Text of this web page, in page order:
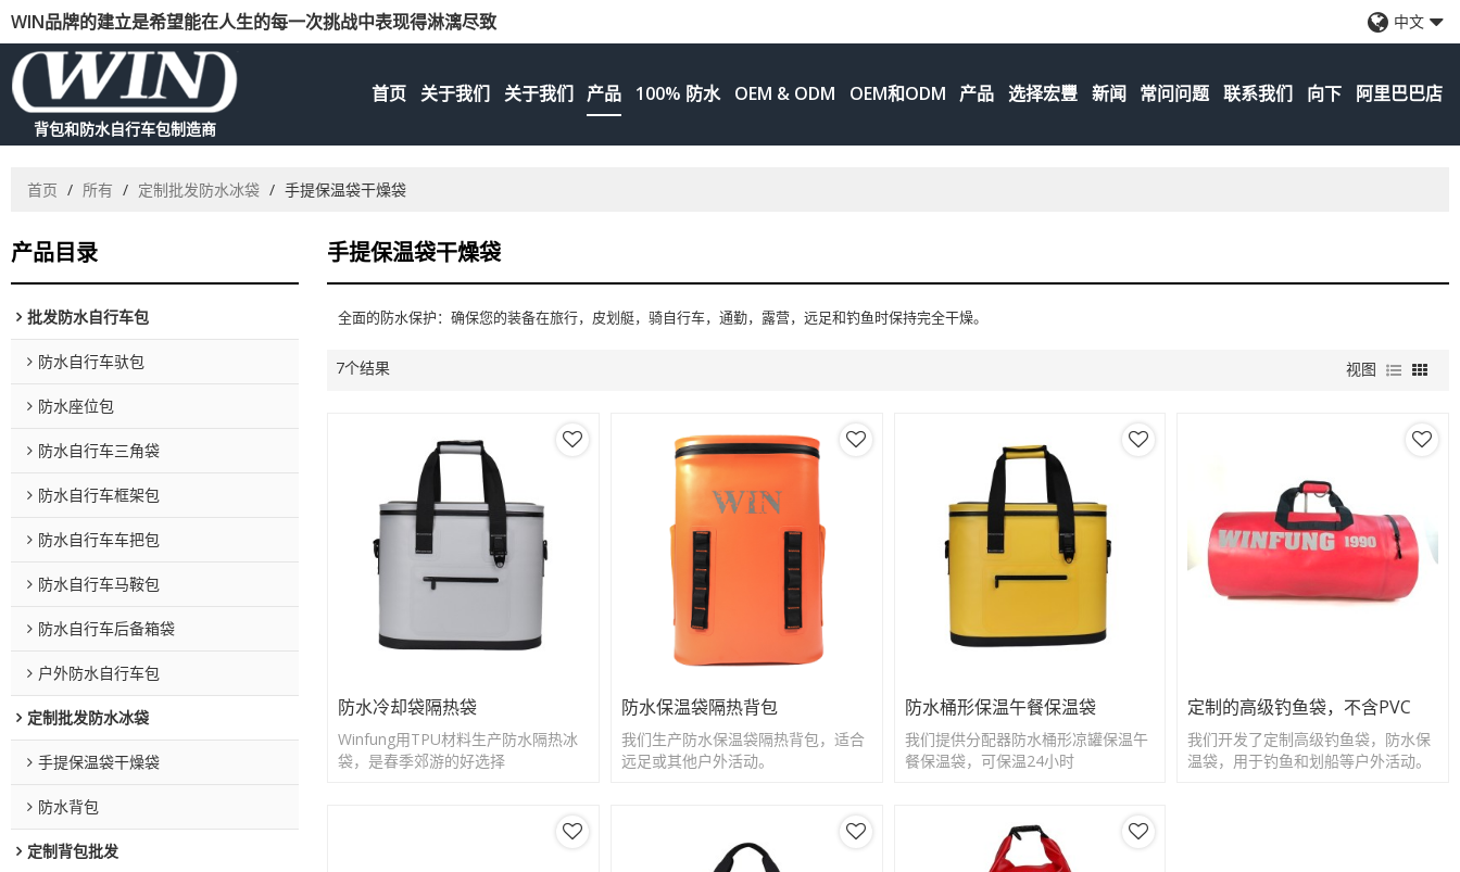
WIN品牌的建立是希望能在人生的每一次挑战中表现得淋漓尽致 中文
背包和防水自行车包制造商
首页 关于我们 关于我们 产品 100% 防水 OEM & ODM OEM和ODM 产品 选择宏豐 新闻 常问问题 联系我们 向下 阿里巴巴店
首页 / 所有 / 定制批发防水冰袋 / 手提保温袋干燥袋
产品目录
批发防水自行车包
防水自行车驮包
防水座位包
防水自行车三角袋
防水自行车框架包
防水自行车车把包
防水自行车马鞍包
防水自行车后备箱袋
户外防水自行车包
定制批发防水冰袋
手提保温袋干燥袋
防水背包
定制背包批发
手提保温袋干燥袋
全面的防水保护：确保您的装备在旅行，皮划艇，骑自行车，通勤，露营，远足和钓鱼时保持完全干燥。
7个结果 视图
防水冷却袋隔热袋
Winfung用TPU材料生产防水隔热冰
袋，是春季郊游的好选择
防水保温袋隔热背包
我们生产防水保温袋隔热背包，适合
远足或其他户外活动。
防水桶形保温午餐保温袋
我们提供分配器防水桶形凉罐保温午
餐保温袋，可保温24小时
定制的高级钓鱼袋，不含PVC
我们开发了定制高级钓鱼袋，防水保
温袋，用于钓鱼和划船等户外活动。